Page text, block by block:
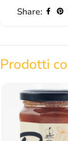
Share:
Prodotti